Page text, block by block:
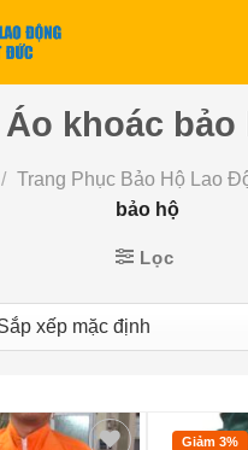
Áo khoác bảo
/ Trang Phục Bảo Hộ Lao
bảo hộ
Lọc
Giảm 3%